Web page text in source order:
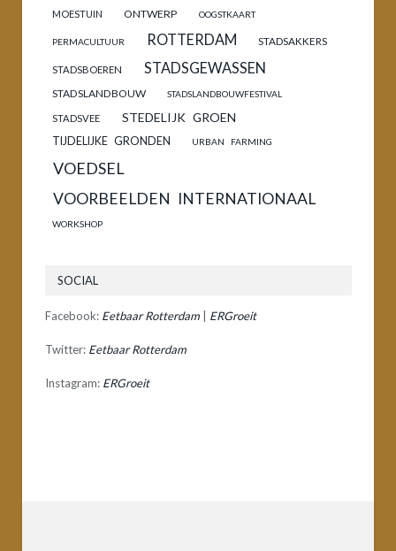
MOESTUIN ONTWERP OOGSTKAART
PERMACULTUUR ROTTERDAM STADSAKKERS
STADSBOEREN STADSGEWASSEN
STADSLANDBOUW STADSLANDBOUWFESTIVAL
STADSVEE STEDELIJK GROEN
TIJDELIJKE GRONDEN URBAN FARMING
VOEDSEL
VOORBEELDEN INTERNATIONAAL
WORKSHOP
SOCIAL
Facebook: Eetbaar Rotterdam ERGroeit
Twitter: Eetbaar Rotterdam
Instagram: ERGroeit